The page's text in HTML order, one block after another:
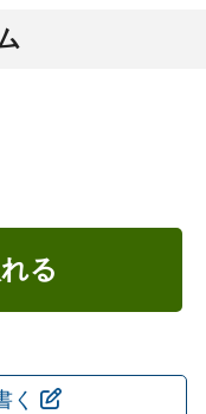
る
く